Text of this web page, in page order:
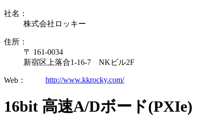
社名：
株式会社ロッキー
住所：
〒 161-0034
新宿区上落合1-16-7 NKビル2F
Web： http://www.kkrocky.com/
16bit 高速A/Dボード(PXIe)